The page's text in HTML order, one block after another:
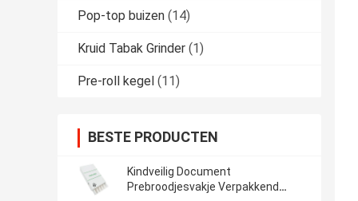
Pop-top buizen (14)
Kruid Tabak Grinder (1)
Pre-roll kegel (11)
BESTE PRODUCTEN
Kindveilig Document
Prebroodjesvakje Verpakkend